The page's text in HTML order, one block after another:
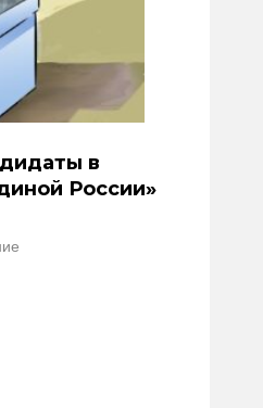
в
России»